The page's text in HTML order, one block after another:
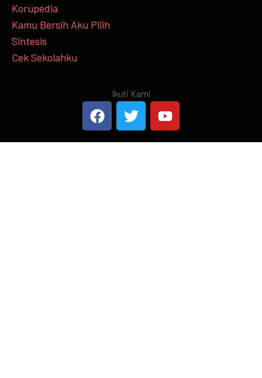
Korupedia
Kamu Bersih Aku Pilih
Sintesis
Cek Sekolahku
Ikuti Kami